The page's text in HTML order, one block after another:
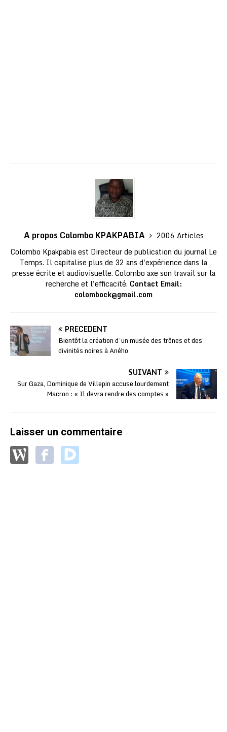
A propos Colombo KPAKPABIA
2006 Articles
Colombo Kpakpabia est Directeur de publication du journal Le
Temps. Il capitalise plus de 32 ans d'expérience dans la
presse écrite et audiovisuelle. Colombo axe son travail sur la
recherche et l'efficacité. Contact Email:
colombock@gmail.com
PRÉCÉDENT
Bientôt la création d’un musée des trônes et des
divinités noires à Aného
SUIVANT
Sur Gaza, Dominique de Villepin accuse lourdement
Macron : « Il devra rendre des comptes »
Laisser un commentaire